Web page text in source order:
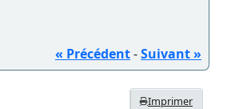
« Précédent-Suivant »
Imprimer